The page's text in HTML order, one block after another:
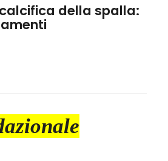
della spalla: